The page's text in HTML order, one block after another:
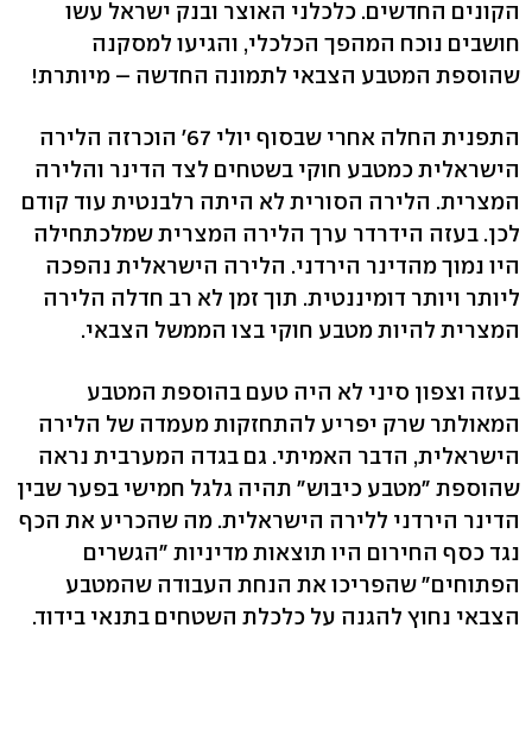
הקונים החדשים. כלכלני האוצר ובנק ישראל עשו
חושבים נוכח המהפך הכלכלי, והגיעו למסקנה
שהוספת המטבע הצבאי לתמונה החדשה – מיותרת!
התפנית החלה אחרי שבסוף יולי 67' הוכרזה הלירה
הישראלית כמטבע חוקי בשטחים לצד הדינר והלירה
המצרית. הלירה הסורית לא היתה רלבנטית עוד קודם
לכן. בעזה הידרדר ערך הלירה המצרית שמלכתחילה
היו נמוך מהדינר הירדני. הלירה הישראלית נהפכה
ליותר ויותר דומיננטית. תוך זמן לא רב חדלה הלירה
המצרית להיות מטבע חוקי בצו הממשל הצבאי.
בעזה וצפון סיני לא היה טעם בהוספת המטבע
המאולתר שרק יפריע להתחזקות מעמדה של הלירה
הישראלית, הדבר האמיתי. גם בגדה המערבית נראה
שהוספת "מטבע כיבוש" תהיה גלגל חמישי בפער שבין
הדינר הירדני ללירה הישראלית. מה שהכריע את הכף
נגד כסף החירום היו תוצאות מדיניות "הגשרים
הפתוחים" שהפריכו את הנחת העבודה שהמטבע
הצבאי נחוץ להגנה על כלכלת השטחים בתנאי בידוד.